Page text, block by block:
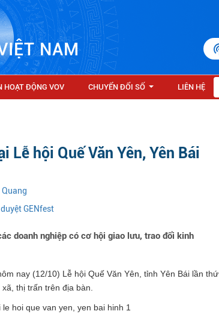
NAM
HOẠT ĐỘNG VOV CHUYỂN ĐỔI SỐ LIÊN HỆ
Lễ hội Quế Văn Yên, Yên Bái
GENfest
doanh nghiệp có cơ hội giao lưu, trao đổi kinh
nay (12/10) Lễ hội Quế Văn Yên, tỉnh Yên Bái lần thứ
thị trấn trên địa bàn.